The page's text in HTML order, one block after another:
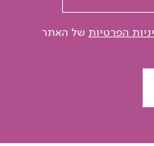
הפרטיות של האתר